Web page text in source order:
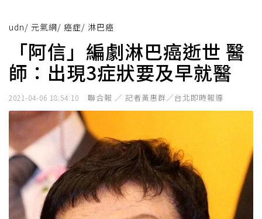
udn/ 元氣網/ 癌症/ 淋巴癌
「阿信」編劇淋巴癌逝世 醫
師：出現3症狀要及早就醫
2021-04-06 18:54:10 聯合報 ／ 記者黃惠群／台北即時報導